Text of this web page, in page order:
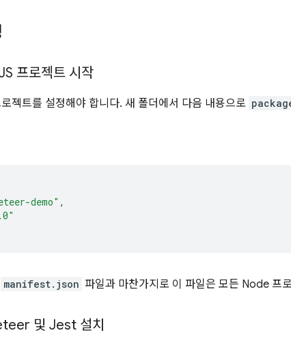
프로젝트 시작
젝트를 설정해야 합니다. 새 폴더에서 다음 내용으로
demo" ,
manifest.json 파일과 마찬가지로 이 파일은 모든 Node 프
및 Jest 설치